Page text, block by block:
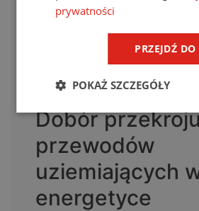
Dobór
przewodów
uziemiających
energetyce
prywatności
PRZEJDŹ
POKAŻ SZCZEGÓŁY